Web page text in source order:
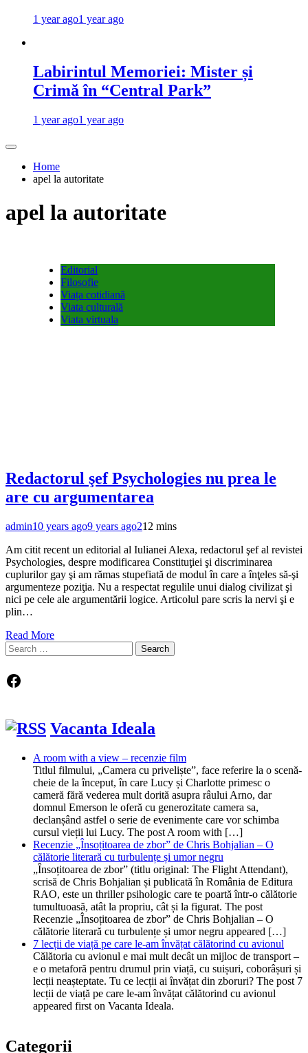
1 year ago1 year ago
Labirintul Memoriei: Mister și
Crimă în “Central Park”
1 year ago1 year ago
Home
apel la autoritate
apel la autoritate
Editorial
Filosofie
Viața cotidiană
Viata culturală
Viata virtuala
Redactorul şef Psychologies nu prea le
are cu argumentarea
admin10 years ago9 years ago212 mins
Am citit recent un editorial al Iulianei Alexa, redactorul şef al revistei
Psychologies, despre modificarea Constituţiei şi discriminarea
cuplurilor gay şi am rămas stupefiată de modul în care a înţeles să-şi
argumenteze poziţia. Nu a respectat regulile unui dialog civilizat şi
nici pe cele ale argumentării logice. Articolul pare scris la nervi şi e
plin…
Read More
Search
for:
Facebook
Vacanta Ideala
A room with a view – recenzie film
Titlul filmului, „Camera cu priveliște”, face referire la o scenă-
cheie de la început, în care Lucy și Charlotte primesc o
cameră fără vederea mult dorită asupra râului Arno, dar
domnul Emerson le oferă cu generozitate camera sa,
declanșând astfel o serie de evenimente care vor schimba
cursul vieții lui Lucy. The post A room with […]
Recenzie „Însoțitoarea de zbor” de Chris Bohjalian – O
călătorie literară cu turbulențe și umor negru
„Însoțitoarea de zbor” (titlu original: The Flight Attendant),
scrisă de Chris Bohjalian și publicată în România de Editura
RAO, este un thriller psihologic care te poartă într-o călătorie
tumultuoasă, atât la propriu, cât și la figurat. The post
Recenzie „Însoțitoarea de zbor” de Chris Bohjalian – O
călătorie literară cu turbulențe și umor negru appeared […]
7 lecții de viață pe care le-am învățat călătorind cu avionul
Călătoria cu avionul e mai mult decât un mijloc de transport –
e o metaforă pentru drumul prin viață, cu suișuri, coborâșuri și
lecții neașteptate. Tu ce lecții ai învățat din zboruri? The post 7
lecții de viață pe care le-am învățat călătorind cu avionul
appeared first on Vacanta Ideala.
Categorii